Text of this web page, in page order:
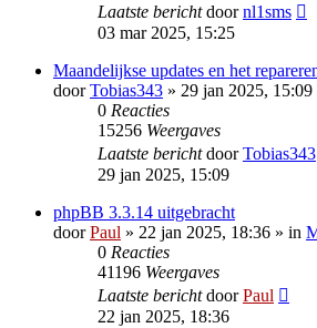
Laatste berichtdoornl1sms
03 mar 2025, 15:25
Maandelijkse updates en het
doorTobias343 » 29 jan 2025, 15:09
0 Reacties
15256 Weergaves
Laatste berichtdoorTobias343
29 jan 2025, 15:09
phpBB 3.3.14 uitgebracht
doorPaul » 22 jan 2025, 18:36 » in
0 Reacties
41196 Weergaves
Laatste berichtdoorPaul
22 jan 2025, 18:36